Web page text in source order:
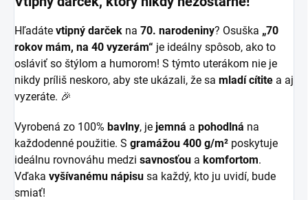
Hľadáte vtipný darček na 70. narodeniny? Osuška „70
rokov mám, na 40 vyzerám“ je ideálny spôsob, ako to
osláviť so štýlom a humorom! S týmto uterákom nie je
nikdy príliš neskoro, aby ste ukázali, že sa mladí cítite a aj
vyzeráte. 🎉
Vyrobená zo 100% bavlny, je jemná a pohodlná na
každodenné použitie. S gramážou 400 g/m² poskytuje
ideálnu rovnováhu medzi savnosťou a komfortom.
Vďaka vyšívanému nápisu sa každý, kto ju uvidí, bude
smiať!